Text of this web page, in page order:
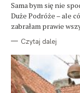
O
R
I
Sama bym się nie
Duże Podróże – ale
zabrałam prawie
Czytaj dalej